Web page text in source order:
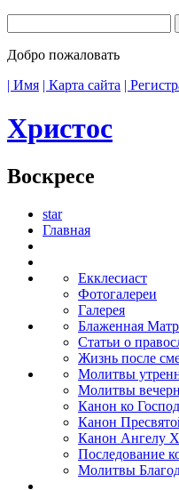
Добро пожаловать
| Имя | Карта сайта |
Христос
Воскресе
star
Главная
Екклесиаст
Фотогалереи
Галерея
Блаженная
Статьи о
Жизнь после
Молитвы
Молитвы
Канон ко
Канон
Канон Ангелу
Последование
Молитвы